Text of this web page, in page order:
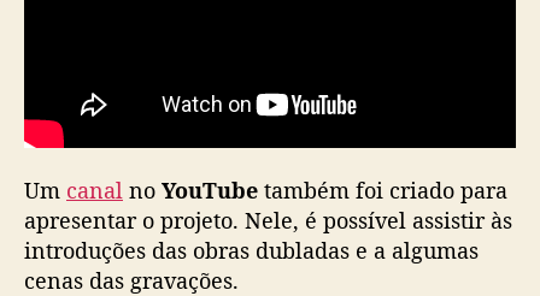
k
a
u
d
Um canal no YouTube também foi criado para
apresentar o projeto. Nele, é possível assistir às
introduções das obras dubladas e a algumas
cenas das gravações.